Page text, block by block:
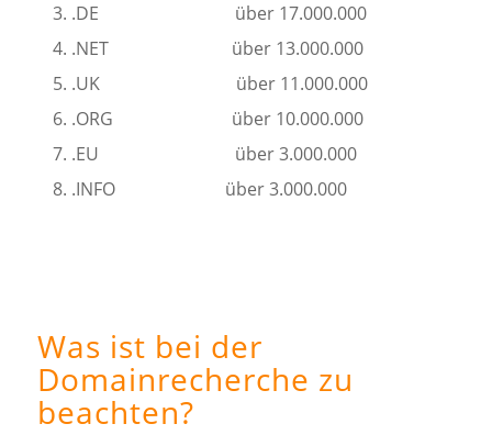
.DE über 17.000.000
.NET über 13.000.000
.UK über 11.000.000
.ORG über 10.000.000
.EU über 3.000.000
.INFO über 3.000.000
Was ist bei der
Domainrecherche zu
beachten?